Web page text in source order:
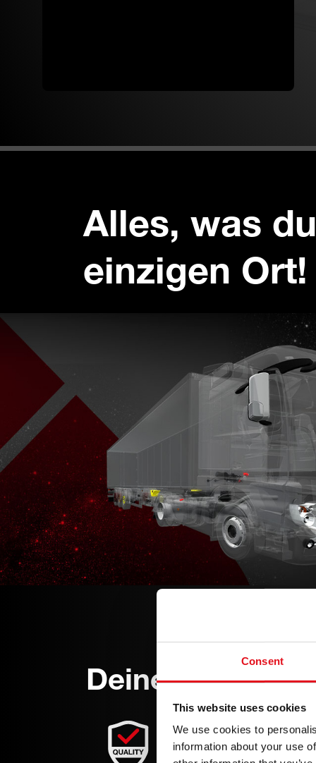
Consent
This website uses cookies
We use cookies to
information about your use
Alles, was
einzigen Ort!
Deine Vorteile
Höchste